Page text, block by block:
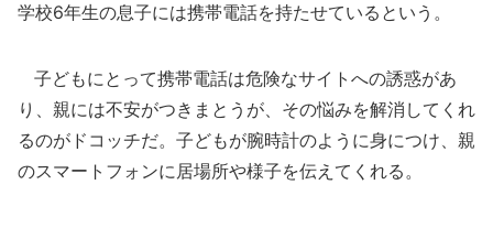
学校6年生の息子には携帯電話を持たせているという。
子どもにとって携帯電話は危険なサイトへの誘惑があ
り、親には不安がつきまとうが、その悩みを解消してくれ
るのがドコッチだ。子どもが腕時計のように身につけ、親
のスマートフォンに居場所や様子を伝えてくれる。